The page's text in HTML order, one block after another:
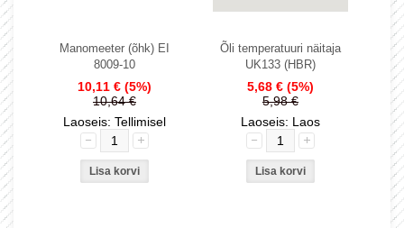
Manomeeter (õhk) EI
8009-10
10,11 € (5%)
10,64 €
Laoseis: Tellimisel
Õli temperatuuri näitaja
UK133 (HBR)
5,68 € (5%)
5,98 €
Laoseis: Laos